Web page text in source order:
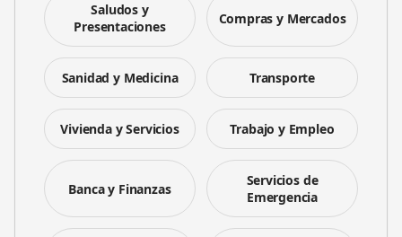
Saludos y
Presentaciones
Compras y Mercados
Sanidad y Medicina Transporte
Vivienda y Servicios Trabajo y Empleo
Banca y Finanzas
Servicios de
Emergencia